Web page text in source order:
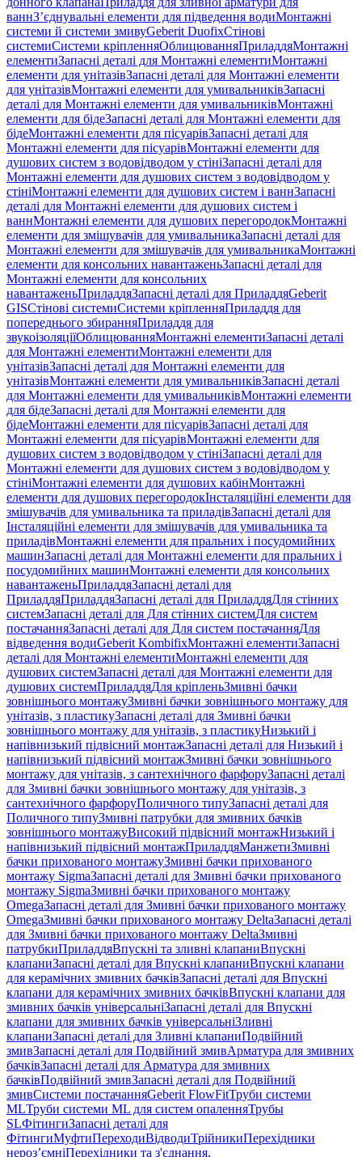
ваннЗ’єднувальні елементи для підведення водиМонтажні
системи й системи змивуGeberit DuofixСтінові
системиСистеми кріпленняОблицюванняПриладдяМонтажні
елементиЗапасні деталі для Монтажні елементиМонтажні
елементи для унітазівЗапасні деталі для Монтажні елементи
для унітазівМонтажні елементи для умивальниківЗапасні
деталі для Монтажні елементи для умивальниківМонтажні
елементи для бідеЗапасні деталі для Монтажні елементи для
бідеМонтажні елементи для пісуарівЗапасні деталі для
Монтажні елементи для пісуарівМонтажні елементи для
душових систем з водовідводом у стініЗапасні деталі для
Монтажні елементи для душових систем з водовідводом у
стініМонтажні елементи для душових систем і ваннЗапасні
деталі для Монтажні елементи для душових систем і
ваннМонтажні елементи для душових перегородокМонтажні
елементи для змішувачів для умивальникаЗапасні деталі для
Монтажні елементи для змішувачів для умивальникаМонтажні
елементи для консольних навантаженьЗапасні деталі для
Монтажні елементи для консольних
навантаженьПриладдяЗапасні деталі для ПриладдяGeberit
GISСтінові системиСистеми кріпленняПриладдя для
попереднього збиранняПриладдя для
звукоізоляціїОблицюванняМонтажні елементиЗапасні деталі
для Монтажні елементиМонтажні елементи для
унітазівЗапасні деталі для Монтажні елементи для
унітазівМонтажні елементи для умивальниківЗапасні деталі
для Монтажні елементи для умивальниківМонтажні елементи
для бідеЗапасні деталі для Монтажні елементи для
бідеМонтажні елементи для пісуарівЗапасні деталі для
Монтажні елементи для пісуарівМонтажні елементи для
душових систем з водовідводом у стініЗапасні деталі для
Монтажні елементи для душових систем з водовідводом у
стініМонтажні елементи для душових кабінМонтажні
елементи для душових перегородокІнсталяційні елементи для
змішувачів для умивальника та приладівЗапасні деталі для
Інсталяційні елементи для змішувачів для умивальника та
приладівМонтажні елементи для пральних і посудомийних
машинЗапасні деталі для Монтажні елементи для пральних і
посудомийних машинМонтажні елементи для консольних
навантаженьПриладдяЗапасні деталі для
ПриладдяПриладдяЗапасні деталі для ПриладдяДля стінних
системЗапасні деталі для Для стінних системДля систем
постачанняЗапасні деталі для Для систем постачанняДля
відведення водиGeberit KombifixМонтажні елементиЗапасні
деталі для Монтажні елементиМонтажні елементи для
душових системЗапасні деталі для Монтажні елементи для
душових системПриладдяДля кріпленьЗмивні бачки
зовнішнього монтажуЗмивні бачки зовнішнього монтажу для
унітазів, з пластикуЗапасні деталі для Змивні бачки
зовнішнього монтажу для унітазів, з пластикуНизький і
напівнизький підвісний монтажЗапасні деталі для Низький і
напівнизький підвісний монтажЗмивні бачки зовнішнього
монтажу для унітазів, з сантехнічного фарфоруЗапасні деталі
для Змивні бачки зовнішнього монтажу для унітазів, з
сантехнічного фарфоруПоличного типуЗапасні деталі для
Поличного типуЗмивні патрубки для змивних бачків
зовнішнього монтажуВисокий підвісний монтажНизький і
напівнизький підвісний монтажПриладдяМанжетиЗмивні
бачки прихованого монтажуЗмивні бачки прихованого
монтажу SigmaЗапасні деталі для Змивні бачки прихованого
монтажу SigmaЗмивні бачки прихованого монтажу
OmegaЗапасні деталі для Змивні бачки прихованого монтажу
OmegaЗмивні бачки прихованого монтажу DeltaЗапасні деталі
для Змивні бачки прихованого монтажу DeltaЗмивні
патрубкиПриладдяВпускні та зливні клапаниВпускні
клапаниЗапасні деталі для Впускні клапаниВпускні клапани
для керамічних змивних бачківЗапасні деталі для Впускні
клапани для керамічних змивних бачківВпускні клапани для
змивних бачків універсальніЗапасні деталі для Впускні
клапани для змивних бачків універсальніЗливні
клапаниЗапасні деталі для Зливні клапаниПодвійний
змивЗапасні деталі для Подвійний змивАрматура для змивних
бачкiвЗапасні деталі для Арматура для змивних
бачкiвПодвійний змивЗапасні деталі для Подвійний
змивСистеми постачанняGeberit FlowFitТруби системи
MLТруби системи ML для систем опаленняТрубы
SLФітингиЗапасні деталі для
ФітингиМуфтиПереходиВідводиТрійникиПерехідники
нероз’ємніПерехідники та з'єднання,